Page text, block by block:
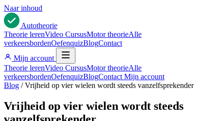
Naar inhoud
Autotheorie
Theorie lerenVideo CursusMotor theorieAlle
verkeersbordenOefenquizBlogContact
Mijn account
Theorie lerenVideo CursusMotor theorieAlle
verkeersbordenOefenquizBlogContact Mijn account
Blog / Vrijheid op vier wielen wordt steeds vanzelfsprekender
Vrijheid op vier wielen wordt steeds